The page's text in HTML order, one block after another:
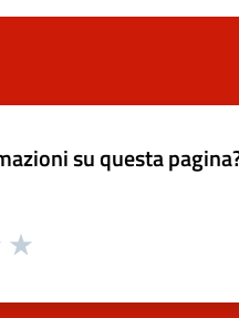
su questa